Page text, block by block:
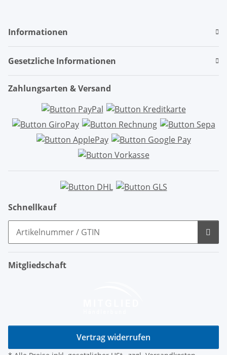
Informationen
Gesetzliche Informationen
Zahlungsarten & Versand
Schnellkauf
Mitgliedschaft
Vertrag widerrufen